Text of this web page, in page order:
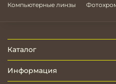
Компьютерные линзы
Каталог
Информация